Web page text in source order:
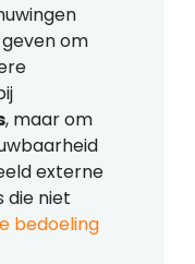
om
, maar om
externe
die niet
bedoeling